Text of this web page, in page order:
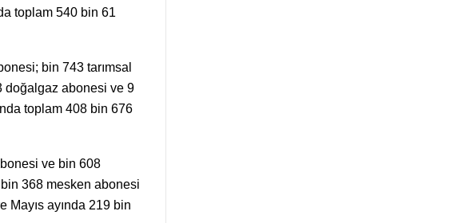
toplam 540 bin 61
bin 743 tarımsal
doğalgaz abonesi ve 9
toplam 408 bin 676
ve bin 608
368 mesken abonesi
ayında 219 bin